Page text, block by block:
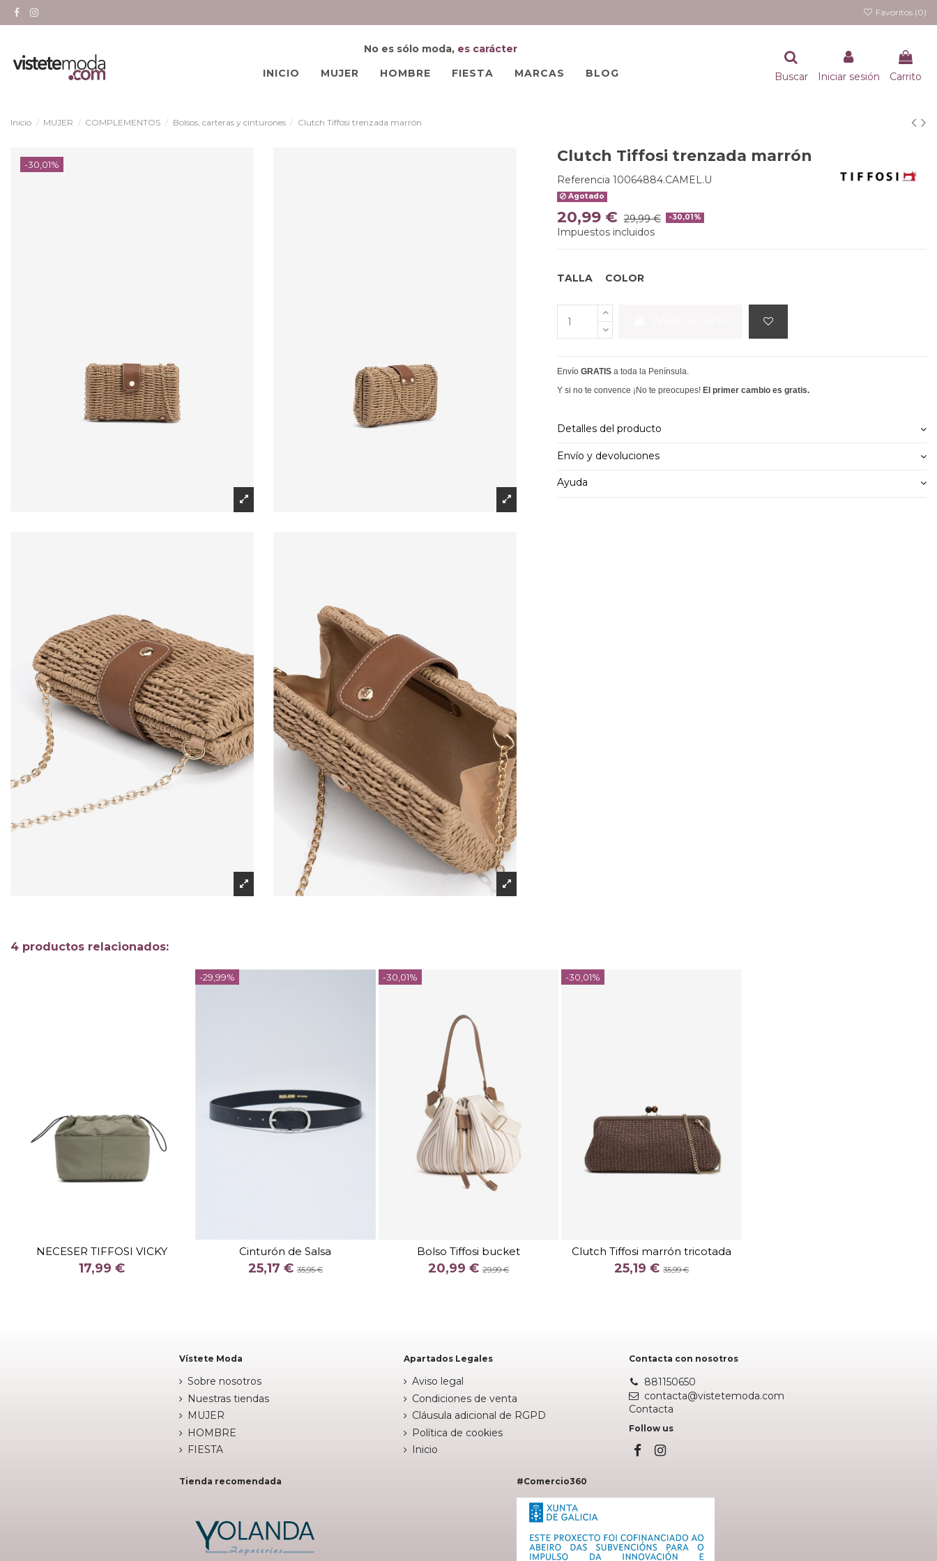
Favoritos (0)
No es sólo moda, es carácter
INICIO
MUJER HOMBRE FIESTA MARCAS BLOG Buscar Iniciar sesión Carrito
Inicio MUJER COMPLEMENTOS Bolsos, carteras y cinturones Clutch Tiffosi trenzada marrón
-30,01% Clutch Tiffosi trenzada marrón
Referencia 10064884.CAMEL.U
Agotado
20,99 € 29,99 € -30,01%
Impuestos incluidos
TALLA COLOR
Envío GRATIS a toda la Península.
Y si no te convence ¡No te preocupes! El primer cambio es gratis.
Detalles del producto
Envío y devoluciones
Ayuda
4 productos relacionados:
NECESER TIFFOSI VICKY
17,99 €
COLOR
NEGRO
-29,99%
Cinturón de Salsa
25,17 €35,95 €
COLOR
NEGRO
CAMEL
-30,01%
Bolso Tiffosi bucket
20,99 € 29,99 €
COLOR
-30,01%
Clutch Tiffosi marrón tricotada
25,19 €35,99 €
COLOR
Vístete Moda
Sobre nosotros
Nuestras tiendas
MUJER
HOMBRE
FIESTA
Apartados Legales
Aviso legal
Condiciones de venta
Cláusula adicional de RGPD
Política de cookies
Inicio
Contacta con nosotros
881150650
contacta@vistetemoda.com
Contacta
Follow us
Tienda recomendada #Comercio360